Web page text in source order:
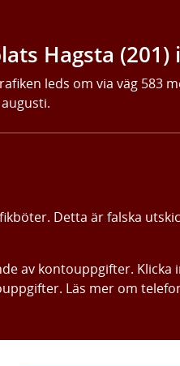
Hagsta (201)
leds om via väg 583
Detta är falska
av kontouppgifter. Klicka
Läs mer om